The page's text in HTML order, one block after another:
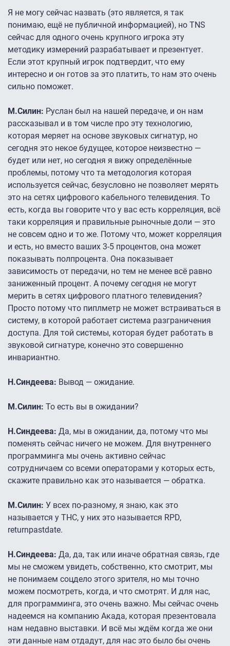
Я не могу сейчас назвать (это является, я так
понимаю, ещё не публичной информацией), но TNS
сейчас для одного очень крупного игрока эту
методику измерений разрабатывает и презентует.
Если этот крупный игрок подтвердит, что ему
интересно и он готов за это платить, то нам это очень
сильно поможет.
М.Силин: Руслан был на нашей передаче, и он нам
рассказывал и в том числе про эту технологию,
которая меряет на основе звуковых сигнатур, но
сегодня это некое будущее, которое неизвестно —
будет или нет, но сегодня я вижу определённые
проблемы, потому что та методология которая
используется сейчас, безусловно не позволяет мерять
это на сетях цифрового кабельного телевидения. То
есть, когда вы говорите что у вас есть корреляция, всё
таки корреляция и правильные рыночные доли — это
не совсем одно и то же. Потому что, может корреляция
и есть, но вместо ваших 3-5 процентов, она может
показывать полпроцента. Она показывает
зависимость от передачи, но тем не менее всё равно
заниженный процент. А почему сегодня не могут
мерить в сетях цифрового платного телевидения?
Просто потому что пиплметр не может встраиваться в
систему, в которой работает система разграничения
доступа. Для той системы, которая будет работать в
звуковой сигнатуре, конечно это совершенно
инвариантно.
Н.Синдеева: Вывод — ожидание.
М.Силин: То есть вы в ожидании?
Н.Синдеева: Да, мы в ожидании, да, потому что мы
поменять сейчас ничего не можем. Для внутреннего
программинга мы очень активно сейчас
сотрудничаем со всеми операторами у которых есть,
скажите правильно как это называется — обратка.
М.Силин: У всех по-разному, я знаю, как это
называется у ТНС, у них это называется RPD,
returnpastdate.
Н.Синдеева: Да, да, так или иначе обратная связь, где
мы не сможем увидеть, собственно, кто смотрит, мы
не понимаем соцдело этого зрителя, но мы точно
можем посмотреть, когда, и что смотрят. И для нас,
для программинга, это очень важно. Мы сейчас очень
надеемся на компанию Акада, которая презентовала
нам недавно выставки. И всё мы ждём когда же они
эти данные нам отдадут, для нас это было бы очень